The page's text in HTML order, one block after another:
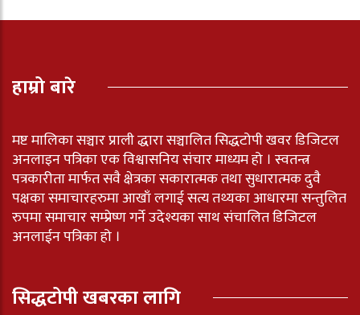
हाम्रो बारे
मष्ट मालिका सञ्चार प्राली द्धारा सञ्चालित सिद्धटोपी खवर डिजिटल
अनलाइन पत्रिका एक विश्वासनिय संचार माध्यम हो । स्वतन्त्र
पत्रकारीता मार्फत सवै क्षेत्रका सकारात्मक तथा सुधारात्मक दुवै
पक्षका समाचारहरुमा आखाँ लगाई सत्य तथ्यका आधारमा सन्तुलित
रुपमा समाचार सम्प्रेष्ण गर्ने उदेश्यका साथ संचालित डिजिटल
अनलाईन पत्रिका हो ।
सिद्धटोपी खबरका लागि